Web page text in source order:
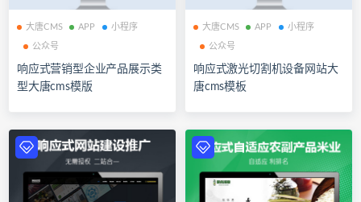
大唐CMS APP 小程序
公众号
响应式营销型企业产品展示类
型大唐cms模版
大唐CMS APP 小程序
公众号
响应式激光切割机设备网站大
唐cms模板